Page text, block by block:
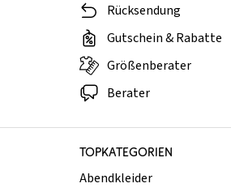
Rücksendung
Gutschein & Rabatte
Größenberater
Berater
TOPKATEGORIEN
Abendkleider